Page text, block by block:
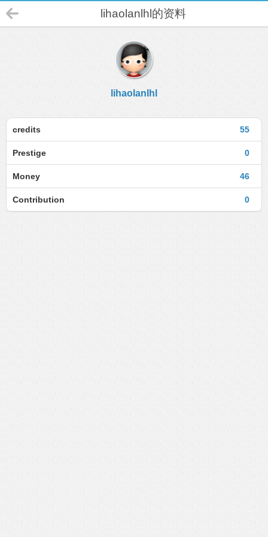
lihaolanlhl的资料
lihaolanlhl
55
credits
0
Prestige
46
Money
0
Contribution